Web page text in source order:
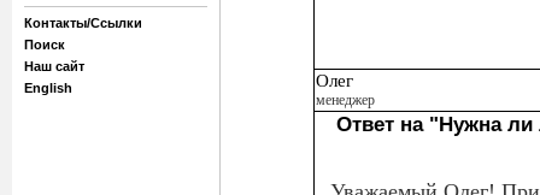
Контакты/Ссылки
Поиск
Наш сайт
English
Олег
менеджер
Ответ на "Нужна ли